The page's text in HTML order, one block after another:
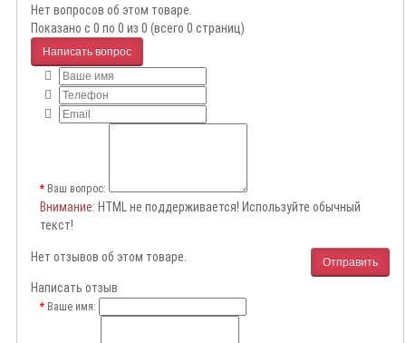
Нет вопросов об этом товаре.
Показано с 0 по 0 из 0 (всего 0 страниц)
Написать вопрос
Ваш вопрос:
Внимание: HTML не поддерживается! Используйте обычный
текст!
Отправить
Нет отзывов об этом товаре.
Написать отзыв
Ваше имя: